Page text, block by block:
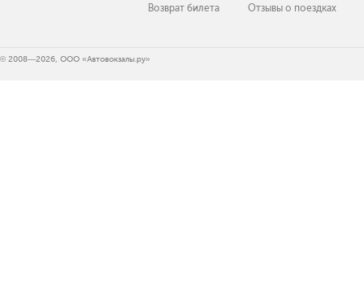
Возврат билета
Отзывы о поездках
© 2008—2026, ООО «Автовокзалы.ру»